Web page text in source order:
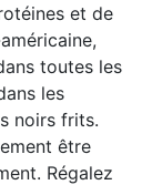
et de
toutes les
les
noirs frits.
être
Régalez